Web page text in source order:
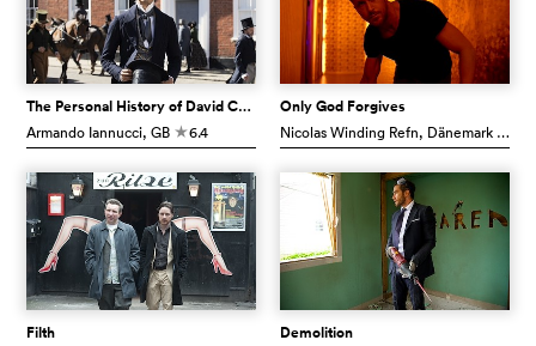
The Personal History of David Copperfield
Armando Iannucci, GB c6.4
Only God Forgives
Nicolas Winding Refn, Dänemark
Filth Demolition